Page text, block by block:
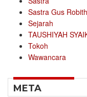
Sastra Gus Robith
Sejarah
TAUSHIYAH
Tokoh
Wawancara
META